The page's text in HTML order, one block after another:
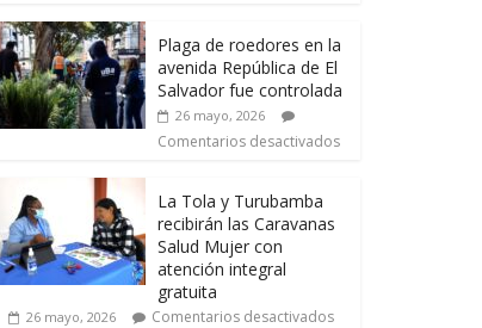
Plaga de roedores en la
avenida República de El
Salvador fue controlada
26 mayo, 2026
Comentarios desactivados
La Tola y Turubamba
recibirán las Caravanas
Salud Mujer con
atención integral
gratuita
26 mayo, 2026 Comentarios desactivados